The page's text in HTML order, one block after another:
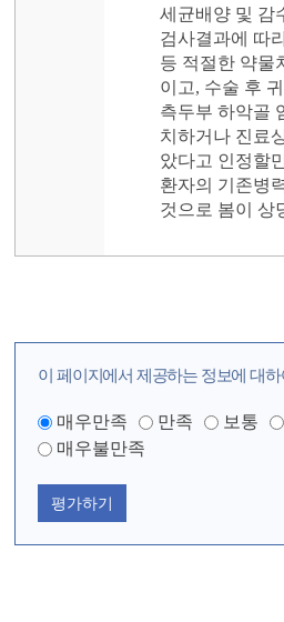
세균배양 및 감
검사결과에 따
등 적절한 약물
이고, 수술 후
측두부 하악골
치하거나 진료
았다고 인정할
환자의 기존병
것으로 봄이 상
이 페이지에서 제공하는 정보에 대
매우만족 만족 보통
매우불만족
평가하기